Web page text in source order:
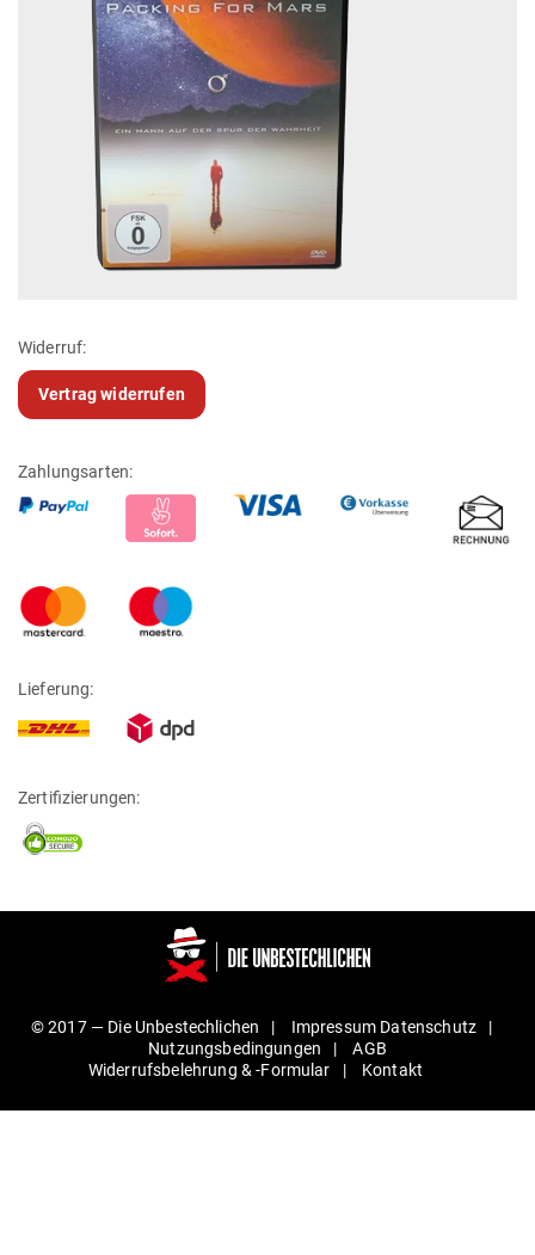
Widerruf:
Vertrag widerrufen
Zahlungsarten:
Lieferung:
Zertifizierungen:
© 2017 — Die Unbestechlichen Impressum Daten­schutz
Nut­zungs­be­din­gungen
AGB
Wider­rufs­be­lehrung & ‑For­mular
Kontakt